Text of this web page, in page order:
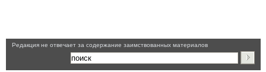
Pедакция не отвечает за содержание заимствованных материалов